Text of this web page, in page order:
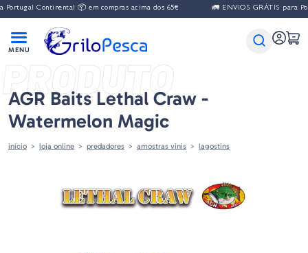
Continental 📦 em compras acima dos 65€ 🚛 ENVIOS GRÁTIS para
PRODUTO
AGR Baits Lethal Craw -
Watermelon Magic
início loja online predadores amostras vinis lagostins